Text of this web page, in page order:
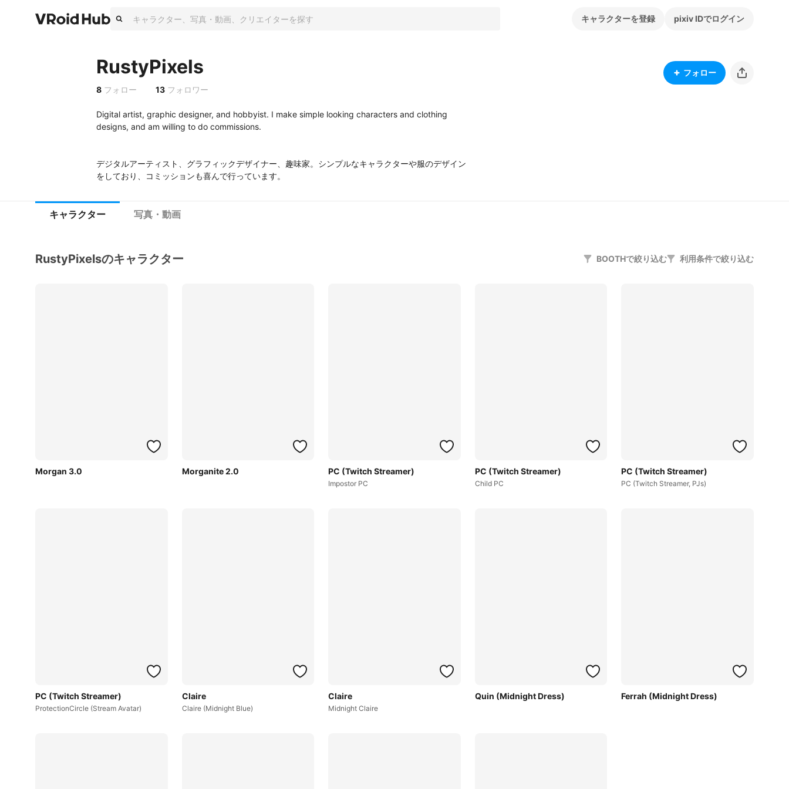
キャラクターを登録 pixiv IDでログイン
RustyPixels
8 フォロー 13 フォロワー
フォロー
Digital artist, graphic designer, and hobbyist. I make simple looking characters and clothing
designs, and am willing to do commissions.
デジタルアーティスト、グラフィックデザイナー、趣味家。シンプルなキャラクターや服のデザイン
をしており、コミッションも喜んで行っています。
キャラクター 写真・動画
RustyPixelsのキャラクター BOOTHで絞り込む 利用条件で絞り込む
Morgan 3.0 Morganite 2.0 PC (Twitch Streamer)
Impostor PC
PC (Twitch Streamer)
Child PC
PC (Twitch Streamer)
PC (Twitch Streamer, PJs)
PC (Twitch Streamer)
ProtectionCircle (Stream Avatar)
Claire
Claire (Midnight Blue)
Claire
Midnight Claire
Quin (Midnight Dress) Ferrah (Midnight Dress)